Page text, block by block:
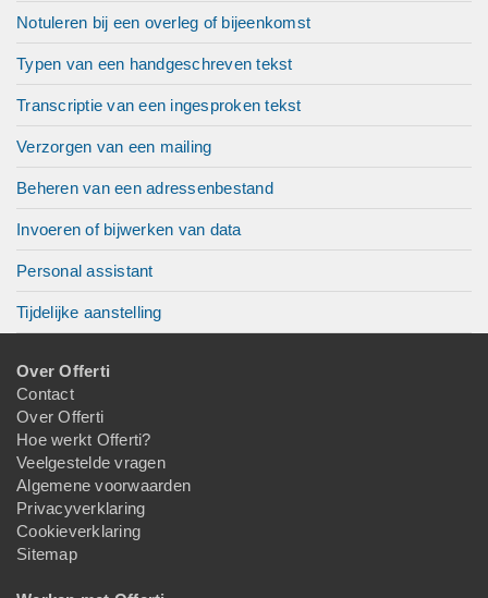
Notuleren bij een overleg of bijeenkomst
Typen van een handgeschreven tekst
Transcriptie van een ingesproken tekst
Verzorgen van een mailing
Beheren van een adressenbestand
Invoeren of bijwerken van data
Personal assistant
Tijdelijke aanstelling
Over Offerti
Contact
Over Offerti
Hoe werkt Offerti?
Veelgestelde vragen
Algemene voorwaarden
Privacyverklaring
Cookieverklaring
Sitemap